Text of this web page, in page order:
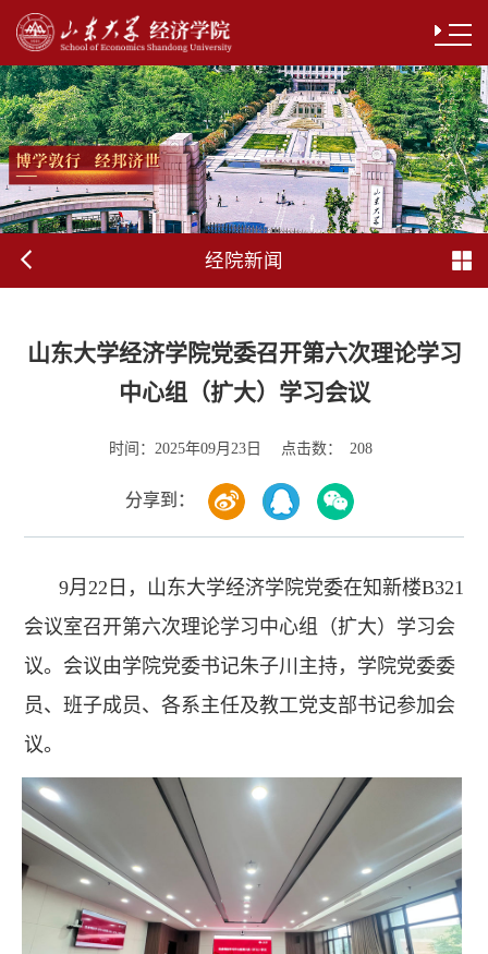
经院新闻
山东大学经济学院党委召开第六次理论学习
中心组（扩大）学习会议
时间： 2025年09月23日 点击数： 208
分享到：
9月22日，山东大学经济学院党委在知新楼B321
会议室召开第六次理论学习中心组（扩大）学习会
议。会议由学院党委书记朱子川主持，学院党委委
员、班子成员、各系主任及教工党支部书记参加会
议。